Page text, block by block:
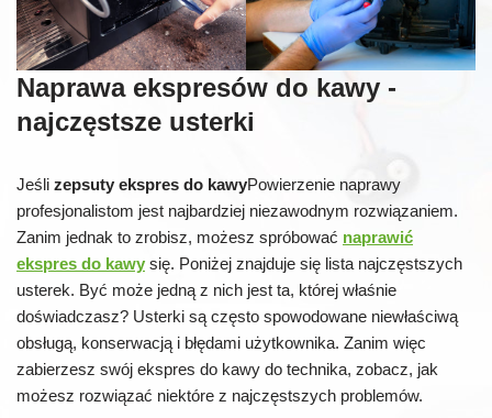
Naprawa ekspresów do kawy -
najczęstsze usterki
Jeśli zepsuty ekspres do kawyPowierzenie naprawy
profesjonalistom jest najbardziej niezawodnym rozwiązaniem.
Zanim jednak to zrobisz, możesz spróbować naprawić
ekspres do kawy się. Poniżej znajduje się lista najczęstszych
usterek. Być może jedną z nich jest ta, której właśnie
doświadczasz? Usterki są często spowodowane niewłaściwą
obsługą, konserwacją i błędami użytkownika. Zanim więc
zabierzesz swój ekspres do kawy do technika, zobacz, jak
możesz rozwiązać niektóre z najczęstszych problemów.